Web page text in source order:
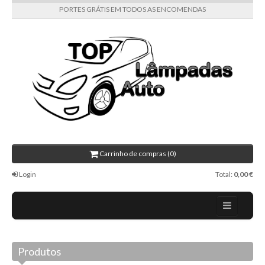
PORTES GRÁTIS EM TODOS AS ENCOMENDAS
Carrinho de compras (0)
Login Total: 0,00 €
Todas as categorias
Produtos